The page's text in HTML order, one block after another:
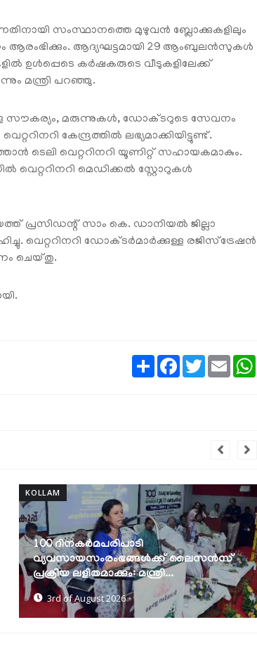
സംസ്ഥാനത്തെ മുഴുവന്‍ ബ്ലോക്കുകളിലും
ആദ്യഘട്ടമായി 29 ആംബുലന്‍സുകള്‍
ഉള്‍പ്പെടെ കര്‍ഷകരുടെ വീടുകളിലേക്ക്
മന്ത്രി പറഞ്ഞു.
സൗകര്യം, മരുന്നുകള്‍, ഡോക്ടറുടെ സേവനം
കേന്ദ്രത്തില്‍ ലഭ്യമാക്കിയിട്ടുണ്ട്.
ടെലി വെറ്ററിനറി യൂണിറ്റ് സഹായകമാകും.
വെറ്ററിനറി മെഡിക്കല്‍ സ്റ്റോറുകള്‍
പ്രസിഡന്റ് സാം കെ. ഡാനിയല്‍ ജില്ലാ
വെറ്ററിനറി ഡോക്ടര്‍മാര്‍ക്കുള്ള രജിസ്‌ട്രേഷന്‍
ചെയ്തു.
ShareFacebook
TwitterEmail
KOLLAM
ദേശീയപാത വികസനം: വെള്ളക്കെട്ട്
പരിഹരിക്കാന്‍ ശാശ്വത നടപടികള്‍
സ്വീകരിക്കുമെന്ന്...
10th of July 2026